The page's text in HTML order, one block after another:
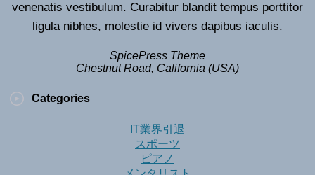
venenatis vestibulum. Curabitur blandit tempus porttitor
ligula nibhes, molestie id vivers dapibus iaculis.
SpicePress Theme
Chestnut Road, California (USA)
Categories
IT業界引退
スポーツ
ピアノ